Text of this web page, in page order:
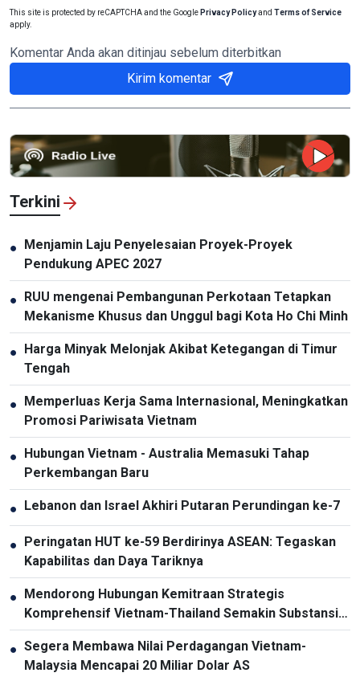
This site is protected by reCAPTCHA and the Google Privacy Policyand Terms of Service
apply.
Komentar Anda akan ditinjau sebelum diterbitkan
Kirim komentar
Terkini
● Menjamin Laju Penyelesaian Proyek-Proyek
Pendukung APEC 2027
● RUU mengenai Pembangunan Perkotaan Tetapkan
Mekanisme Khusus dan Unggul bagi Kota Ho Chi Minh
● Harga Minyak Melonjak Akibat Ketegangan di Timur
Tengah
● Memperluas Kerja Sama Internasional, Meningkatkan
Promosi Pariwisata Vietnam
● Hubungan Vietnam - Australia Memasuki Tahap
Perkembangan Baru
● Lebanon dan Israel Akhiri Putaran Perundingan ke-7
● Peringatan HUT ke-59 Berdirinya ASEAN: Tegaskan
Kapabilitas dan Daya Tariknya
● Mendorong Hubungan Kemitraan Strategis
Komprehensif Vietnam-Thailand Semakin Substansial
dan Efektif
● Segera Membawa Nilai Perdagangan Vietnam-
Malaysia Mencapai 20 Miliar Dolar AS